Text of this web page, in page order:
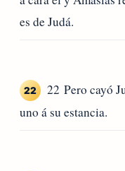
es de Judá.
22
22 Pero cayó
uno á su estancia.